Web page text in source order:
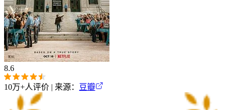
8.6
10万+人评价 | 来源： 豆瓣